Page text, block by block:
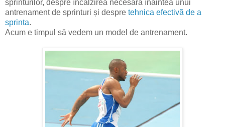
sprinturi lor, despre încălzirea necesară înaintea unui
antrenament de sprinturi și despre tehnica efectivă de a
sprinta.
Acum e timpul să vedem un model de antrenament.